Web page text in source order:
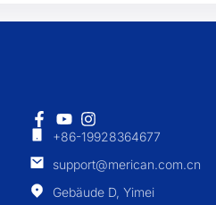
+86-19928364677
support@merican.com.cn
Gebäude D, Yimei